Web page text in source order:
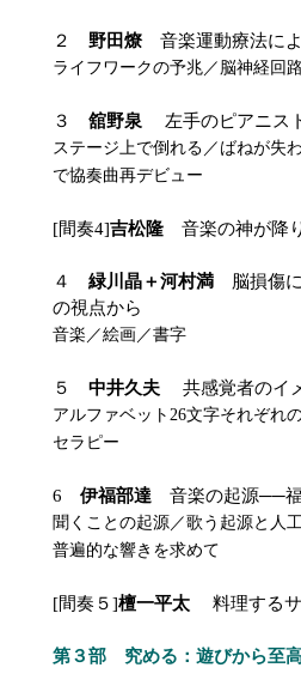
２ 野田燎音楽運動療法によ
ライフワークの予兆／脳神経回
３ 舘野泉 左手のピアニス
ステージ上で倒れる／ばねが失
で協奏曲再デビュー
[間奏4]吉松隆 音楽の神が降
４ 緑川晶＋河村満 脳損傷
の視点から
音楽／絵画／書字
５ 中井久夫 共感覚者のイ
アルファベット26文字それぞれ
セラピー
6 伊福部達 音楽の起源──
聞くことの起源／歌う起源と人
普遍的な響きを求めて
[間奏５]檀一平太 料理するサ
第３部 究める：遊びから至